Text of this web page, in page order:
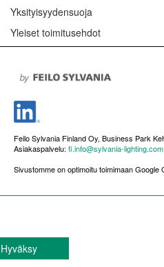
Yksityisyydensuoja
Yleiset toimitusehdot
Feilo Sylvania Finland Oy, Business Park
Asiakaspalvelu: fi.info@sylvania-lighting.com
Sivustomme on optimoitu toimimaan Google
Hyväksy